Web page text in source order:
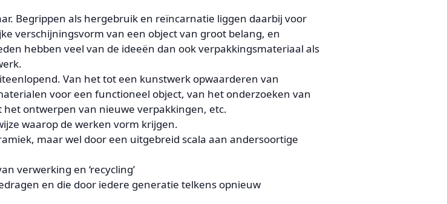
Begrippen als hergebruik en reïncarnatie liggen daarbij voor
verschijningsvorm van een object van groot belang, en
hebben veel van de ideeën dan ook verpakkingsmateriaal als
Van het tot een kunstwerk opwaarderen van
voor een functioneel object, van het onderzoeken van
ontwerpen van nieuwe verpakkingen, etc.
waarop de werken vorm krijgen.
maar wel door een uitgebreid scala aan andersoortige
verwerking en ‘recycling’
en die door iedere generatie telkens opnieuw